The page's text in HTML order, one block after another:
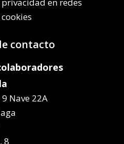
contacto
Nave 22A
8